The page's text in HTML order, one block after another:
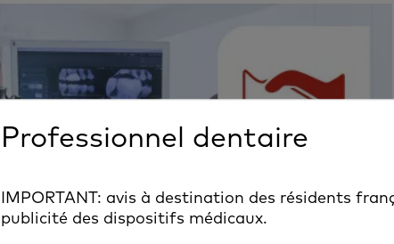
Professionnel dentaire
IMPORTANT: avis à destination des résidents
publicité des dispositifs médicaux.